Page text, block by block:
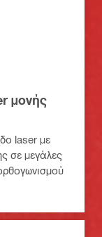
μονής
laser με
σε μεγάλες